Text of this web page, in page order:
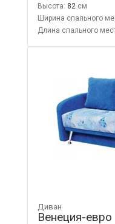
Высота: 82
Ширина спального
Длина спального
Диван
Венеция-евро